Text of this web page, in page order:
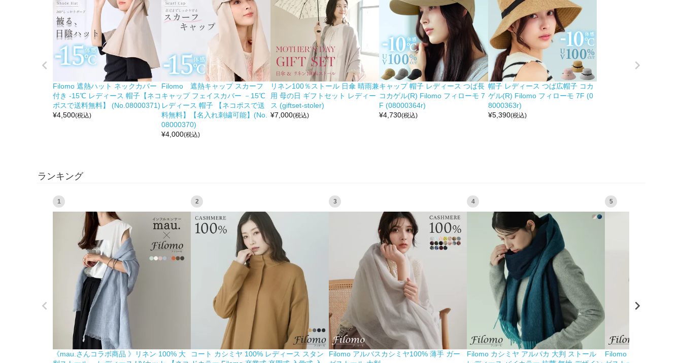
Filomo 遮熱ハット ネックカバー
付き -15℃ レディース 帽子【ネコ
ポスで送料無料】 (No.08000371)
¥4,500(税込)
Filomo 遮熱キャップ スカーフ
キャップ フェイスカバー －15℃
レディース 帽子 【ネコポスで送
料無料】【名入れ刺繍可能】(No.
08000370)
¥4,000(税込)
リネン100％ストール 日傘 晴雨兼
用 母の日 ギフトセット レディー
ス (giftset-stoler)
¥7,000(税込)
キャップ 帽子 レディース つば長
コカゲル(R) Filomo フィローモ 7
F (08000364r)
¥4,730(税込)
帽子 レディース つば広帽子 コカ
ゲル(R) Filomo フィローモ 7F (0
8000363r)
¥5,390(税込)
ランキング
1
《mau.さんコラボ商品 》リネン 100% 大
2
コート カシミヤ 100% レディース スタン
3
Filomo アルバスカシミヤ100% 薄手 ガー
4
Filomo カシミヤ アルパカ 大判 ストール
5
Filomo プリント カシ